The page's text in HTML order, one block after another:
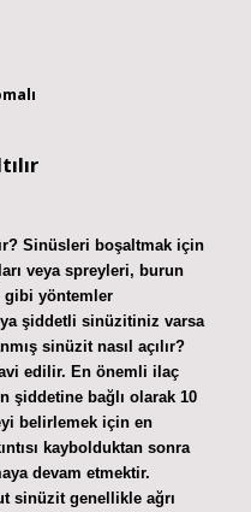
Sinüsleri boşaltmak için
veya spreyleri, burun
gibi yöntemler
şiddetli sinüzitiniz varsa
sinüzit nasıl açılır?
edilir. En önemli ilaç
şiddetine bağlı olarak 10
belirlemek için en
kaybolduktan sonra
devam etmektir.
sinüzit genellikle ağrı